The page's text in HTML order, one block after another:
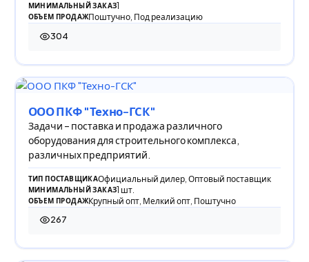
МИНИМАЛЬНЫЙ ЗАКАЗ1
ОБЪЕМ ПРОДАЖПоштучно, Под реализацию
304
304 просмотра
ООО ПКФ "Техно-ГСК"
Задачи – поставка и продажа различного
оборудования для строительного комплекса,
различных предприятий.
ТИП ПОСТАВЩИКАОфициальный дилер, Оптовый поставщик
МИНИМАЛЬНЫЙ ЗАКАЗ1 шт.
ОБЪЕМ ПРОДАЖКрупный опт, Мелкий опт, Поштучно
267
267 просмотров